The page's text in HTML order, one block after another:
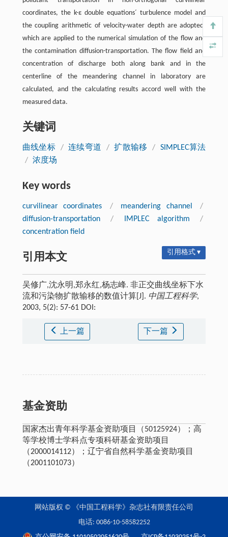
coordinates, the k-ε double equations´ turbulence model and
the coupling arithmetic of velocity-water depth are adopted,
which are applied to the numerical simulation of the flow and
the contamination diffusion-transportation. The flow field and
concentration of discharge both along bank and in the
centerline of the meandering channel in laboratory are
calculated, and the calculating results accord well with the
measured data.
关键词
曲线坐标 / 连续弯道 / 扩散输移 /
SIMPLEC算法
/ 浓度场
Key words
curvilinear coordinates / meandering channel
/
diffusion-transportation
/ IMPLEC algorithm
/
concentration field
引用本文 引用格式 ▾
吴修广,沈永明,郑永红,杨志峰. 非正交曲线坐标下水
流和污染物扩散输移的数值计算[J]. 中国工程科学,
2003, 5(2): 57-61 DOI:
上一篇 下一篇
基金资助
国家杰出青年科学基金资助项目（50125924）；高
等学校博士学科点专项科研基金资助项目
（2000014112）；辽宁省自然科学基金资助项目
（2001101073）
网站版权 © 《中国工程科学》杂志社有限责任公司
电话: 0086-10-58582252